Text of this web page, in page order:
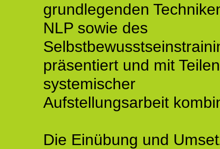
grundlegenden
NLP sowie des
präsentiert und mit Teilen
systemischer
Aufstellungsarbeit
Die Einübung und